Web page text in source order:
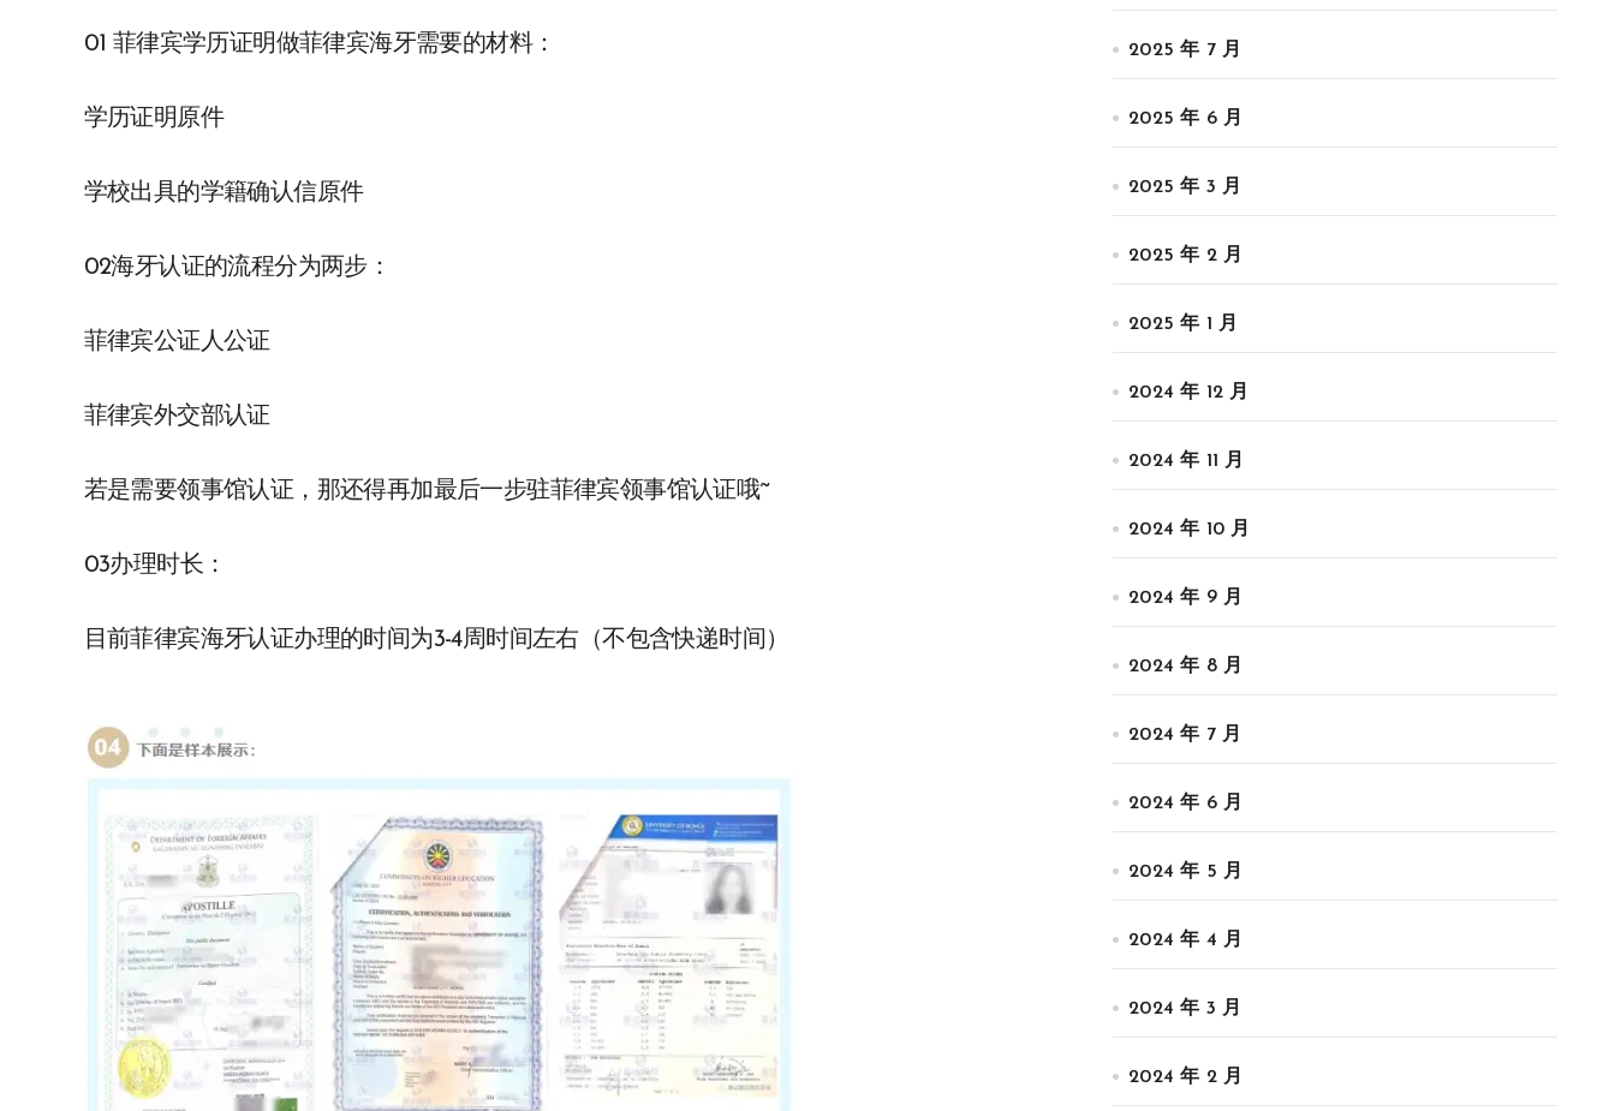
01 菲律宾学历证明做菲律宾海牙需要的材料：
学历证明原件
学校出具的学籍确认信原件
02海牙认证的流程分为两步：
菲律宾公证人公证
菲律宾外交部认证
若是需要领事馆认证，那还得再加最后一步驻菲律宾领事馆认证哦~
03办理时长：
目前菲律宾海牙认证办理的时间为3-4周时间左右（不包含快递时间）
2025 年 7 月
2025 年 6 月
2025 年 3 月
2025 年 2 月
2025 年 1 月
2024 年 12 月
2024 年 11 月
2024 年 10 月
2024 年 9 月
2024 年 8 月
2024 年 7 月
2024 年 6 月
2024 年 5 月
2024 年 4 月
2024 年 3 月
2024 年 2 月